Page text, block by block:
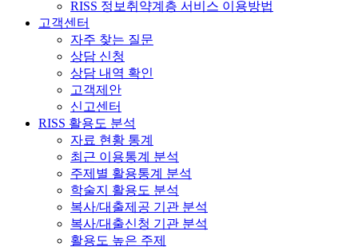
RISS 정보취약계층 서비스 이용방법
고객센터
자주 찾는 질문
상담 신청
상담 내역 확인
고객제안
신고센터
RISS 활용도 분석
자료 현황 통계
최근 이용통계 분석
주제별 활용통계 분석
학술지 활용도 분석
복사/대출제공 기관 분석
복사/대출신청 기관 분석
활용도 높은 주제